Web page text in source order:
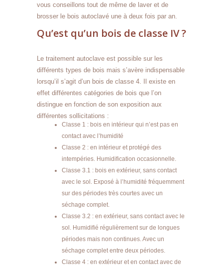
vous conseillons tout de même de laver et de
brosser le bois autoclavé une à deux fois par an.
Qu’est qu’un bois de classe IV ?
Le traitement autoclave est possible sur les
différents types de bois mais s’avère indispensable
lorsqu’il s’agit d’un bois de classe 4. Il existe en
effet différentes catégories de bois que l’on
distingue en fonction de son exposition aux
différentes sollicitations :
Classe 1 : bois en intérieur qui n’est pas en
contact avec l’humidité
Classe 2 : en intérieur et protégé des
intempéries. Humidification occasionnelle.
Classe 3.1 : bois en extérieur, sans contact
avec le sol. Exposé à l’humidité fréquemment
sur des périodes très courtes avec un
séchage complet.
Classe 3.2 : en extérieur, sans contact avec le
sol. Humidifié régulièrement sur de longues
périodes mais non continues. Avec un
séchage complet entre deux périodes.
Classe 4 : en extérieur et en contact avec de